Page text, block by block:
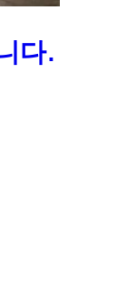
다.